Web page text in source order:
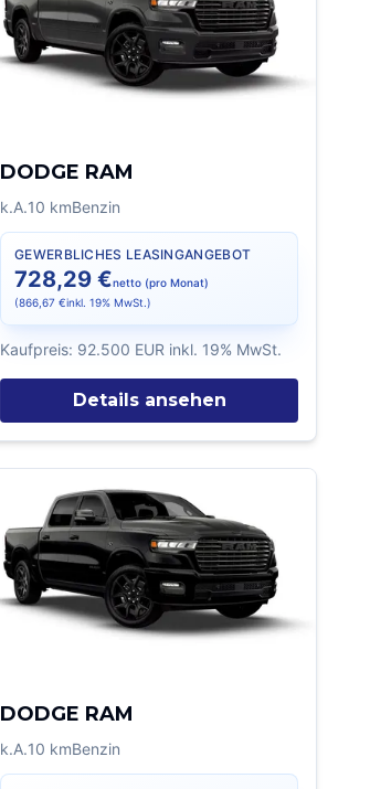
DODGE RAM
k.A.10 kmBenzin
GEWERBLICHES LEASINGANGEBOT
728,29 €netto (pro Monat)
(866,67 €inkl. 19% MwSt.)
Kaufpreis: 92.500 EUR inkl. 19% MwSt.
Details ansehen
DODGE RAM
k.A.10 kmBenzin